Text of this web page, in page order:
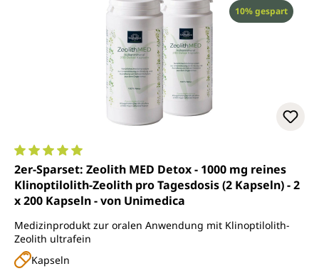
Rabatt
10% gespart
Durchschnittliche Bewertung von 5 von 5 Sternen
2er-Sparset: Zeolith MED Detox - 1000 mg reines
Klinoptilolith-Zeolith pro Tagesdosis (2 Kapseln) - 2
x 200 Kapseln - von Unimedica
Medizinprodukt zur oralen Anwendung mit Klinoptilolith-
Zeolith ultrafein
Kapseln